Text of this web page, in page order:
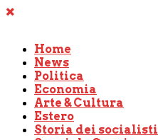
Home
News
Politica
Economia
Arte & Cultura
Estero
Storia dei socialisti